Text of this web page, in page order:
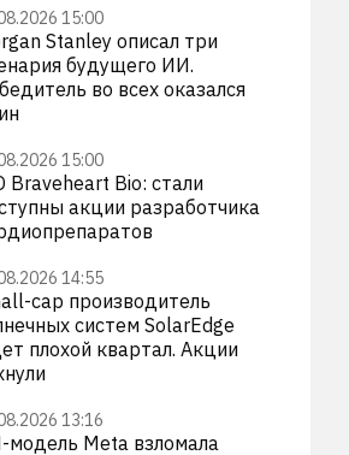
15:00
Stanley описал три
будущего ИИ.
во всех оказался
15:00
Braveheart Bio: стали
акции разработчика
14:55
cap производитель
систем SolarEdge
плохой квартал. Акции
13:16
Meta взломала